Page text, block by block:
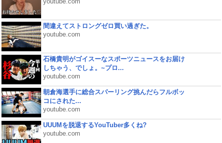
youtube.com
間違えてストロングゼロ買い過ぎた。
youtube.com
石橋貴明がゴイスーなスポーツニュースをお届け
しちゃう、でしょ。~プロ...
youtube.com
朝倉海選手に総合スパーリング挑んだらフルボッ
コにされた...
youtube.com
UUUMを脱退するYouTuber多くね?
youtube.com